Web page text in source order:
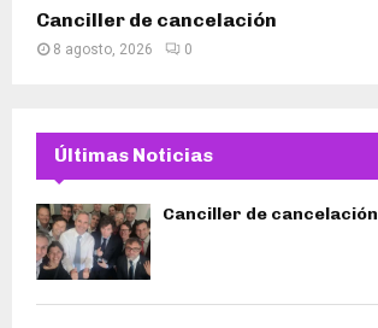
Canciller de cancelación
8 agosto, 2026 0
Últimas Noticias
Canciller de cancelación